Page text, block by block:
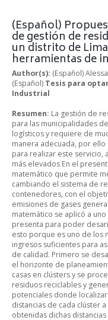
(Español)
de gestión de
un distrito de
herramientas de
Author(s): (Español)
(Español) Tesis para
Industrial
Resumen: La gestión de
para las municipalidades
logísticos y requiere de
manera adecuada, por
para realizar este servicio,
más elevados En el
matemático que permite
cambiando el sistema de
contenedores, con el
emisiones de gases
matemático se aplicó a
presenta para poder
esto porque es uno de los
ingresos suficientes para
de calidad. Primero se
el horizonte de
casas en clústers y se
residuos reciclables y
potenciales donde
distancias de cada clúster
obtenidas dichas